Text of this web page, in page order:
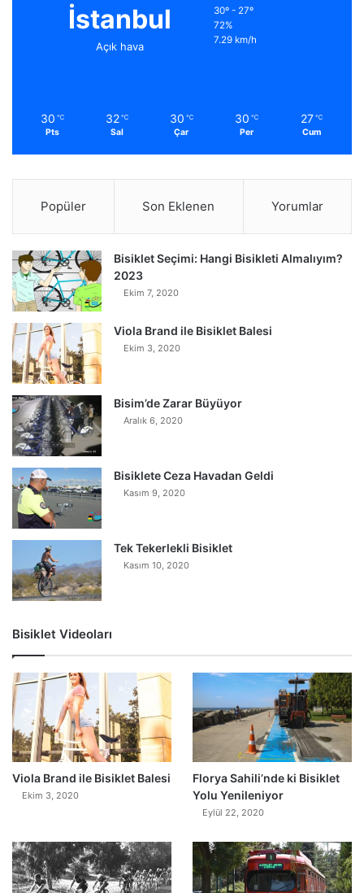
İstanbul
Açık hava
30º - 27º
72%
7.29 km/h
30 ℃
Pts
32 ℃
Sal
30 ℃
Çar
30 ℃
Per
27 ℃
Cum
Popüler Son Eklenen Yorumlar
Bisiklet Seçimi: Hangi Bisikleti Almalıyım?
2023
Ekim 7, 2020
Viola Brand ile Bisiklet Balesi
Ekim 3, 2020
Bisim’de Zarar Büyüyor
Aralık 6, 2020
Bisiklete Ceza Havadan Geldi
Kasım 9, 2020
Tek Tekerlekli Bisiklet
Kasım 10, 2020
Bisiklet Videoları
Viola Brand ile Bisiklet Balesi
Ekim 3, 2020
0
Florya Sahili’nde ki Bisiklet
Yolu Yenileniyor
Eylül 22, 2020